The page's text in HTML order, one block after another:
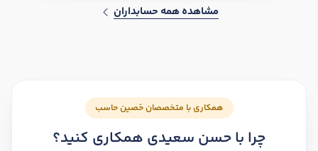
مشاهده همه حسابداران
همکاری با متخصصان حَصین حاسب
چرا با حسن سعیدی همکاری کنید؟